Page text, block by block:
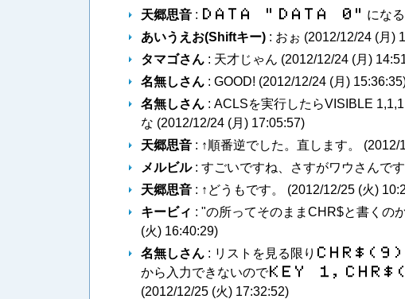
天郷思音 : Ｄ​Ａ​Ｔ​Ａ​ ​”​Ｄ​Ａ​Ｔ​Ａ​ ​０​” にな
あいうえお(Shiftキー) : おぉ (2012/12/24 (月)
タマゴさん : 天才じゃん (2012/12/24 (月)
名無しさん : GOOD! (2012/12/24 (月) 15:36:35
名無しさん : ACLSを実行したらVISIBLE
な (2012/12/24 (月) 17:05:57)
天郷思音 : ↑順番逆でした。直します。 (2012/
メルビル: すごいですね、さすがワウさんで
天郷思音 : ↑どうもです。 (2012/12/25 (火)
キービィ : "の所ってそのままCHR$と書く
(火) 16:40:29)
名無しさん : リストを見る限り Ｃ​Ｈ​Ｒ​＄​（​９​）
から入力できないのでＫ​Ｅ​Ｙ​ ​１​，​Ｃ​Ｈ​Ｒ​＄​
(2012/12/25 (火) 17:32:52)